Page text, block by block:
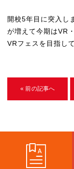
【2026年10月】
《リスキリング補
《SDGs》
受講生紹介
イベント
開校5年目に突入し
が増えて今期はVR
VRフェスを目指し
« 前の記事へ